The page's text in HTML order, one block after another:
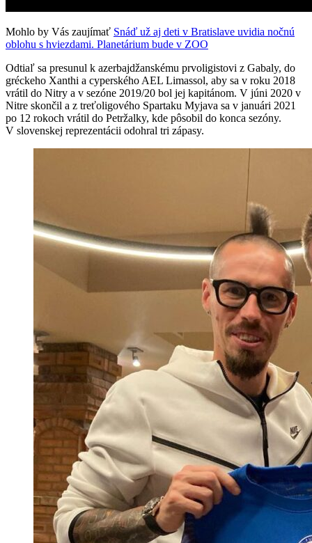
Mohlo by Vás zaujímať Snáď už aj deti v Bratislave uvidia nočnú
oblohu s hviezdami. Planetárium bude v ZOO
Odtiaľ sa presunul k azerbajdžanskému prvoligistovi z Gabaly, do
gréckeho Xanthi a cyperského AEL Limassol, aby sa v roku 2018
vrátil do Nitry a v sezóne 2019/20 bol jej kapitánom. V júni 2020 v
Nitre skončil a z treťoligového Spartaku Myjava sa v januári 2021
po 12 rokoch vrátil do Petržalky, kde pôsobil do konca sezóny.
V slovenskej reprezentácii odohral tri zápasy.